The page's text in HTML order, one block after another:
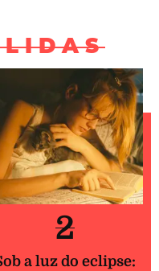
2
a luz do eclipse: